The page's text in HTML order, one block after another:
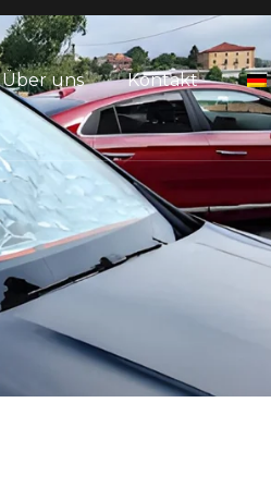
Über uns Kontakt